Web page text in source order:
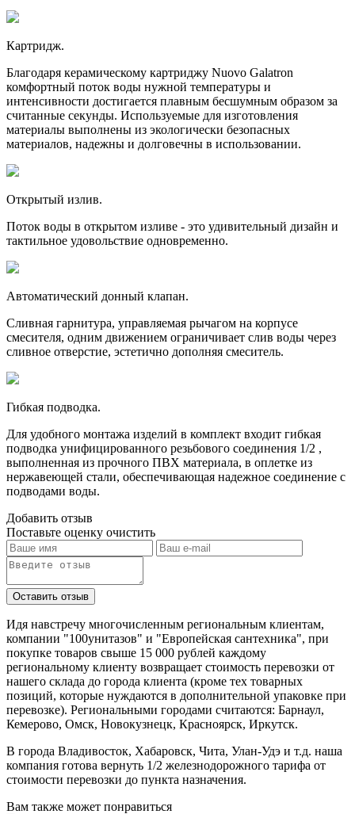
Картридж.
Благодаря керамическому картриджу Nuovo Galatron
комфортный поток воды нужной температуры и
интенсивности достигается плавным бесшумным образом за
считанные секунды. Используемые для изготовления
материалы выполнены из экологически безопасных
материалов, надежны и долговечны в использовании.
Открытый излив.
Поток воды в открытом изливе - это удивительный дизайн и
тактильное удовольствие одновременно.
Автоматический донный клапан.
Сливная гарнитура, управляемая рычагом на корпусе
смесителя, одним движением ограничивает слив воды через
сливное отверстие, эстетично дополняя смеситель.
Гибкая подводка.
Для удобного монтажа изделий в комплект входит гибкая
подводка унифицированного резьбового соединения 1/2 ,
выполненная из прочного ПВХ материала, в оплетке из
нержавеющей стали, обеспечивающая надежное соединение с
подводами воды.
Добавить отзыв
Поставьте оценку очистить
Идя навстречу многочисленным региональным клиентам,
компании "100унитазов" и "Европейская сантехника", при
покупке товаров свыше 15 000 рублей каждому
региональному клиенту возвращает стоимость перевозки от
нашего склада до города клиента (кроме тех товарных
позиций, которые нуждаются в дополнительной упаковке при
перевозке). Региональными городами считаются: Барнаул,
Кемерово, Омск, Новокузнецк, Красноярск, Иркутск.
В города Владивосток, Хабаровск, Чита, Улан-Удэ и т.д. наша
компания готова вернуть 1/2 железнодорожного тарифа от
стоимости перевозки до пункта назначения.
Вам также может понравиться